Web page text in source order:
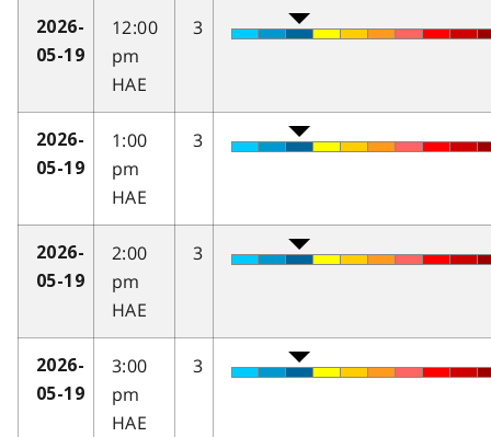
2026-
05-19
12:00
pm
HAE
3
2026-
05-19
1:00
pm
HAE
3
2026-
05-19
2:00
pm
HAE
3
2026-
05-19
3:00
pm
HAE
3